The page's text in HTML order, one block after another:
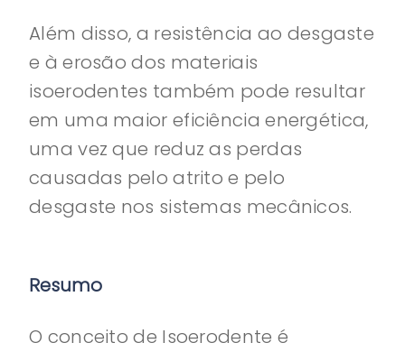
Além disso, a resistência ao desgaste
e à erosão dos materiais
isoerodentes também pode resultar
em uma maior eficiência energética,
uma vez que reduz as perdas
causadas pelo atrito e pelo
desgaste nos sistemas mecânicos.
Resumo
O conceito de Isoerodente é